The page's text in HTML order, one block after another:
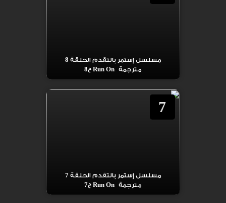
مسلسل إستمر بالتقدم الحلقة 8
مترجمة Run On ح8
7
مسلسل إستمر بالتقدم الحلقة 7
مترجمة Run On ح7